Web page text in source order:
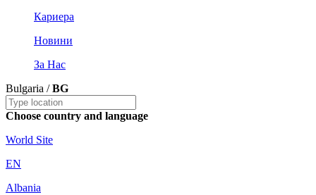
Кариера
Новини
За Нас
Bulgaria /BG
Choose country and language
World Site
EN
Albania